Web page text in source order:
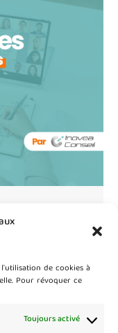
de cookies à
Pour révoquer ce
Toujours activé
mes
outil puissant
qu’il
la comptabilité